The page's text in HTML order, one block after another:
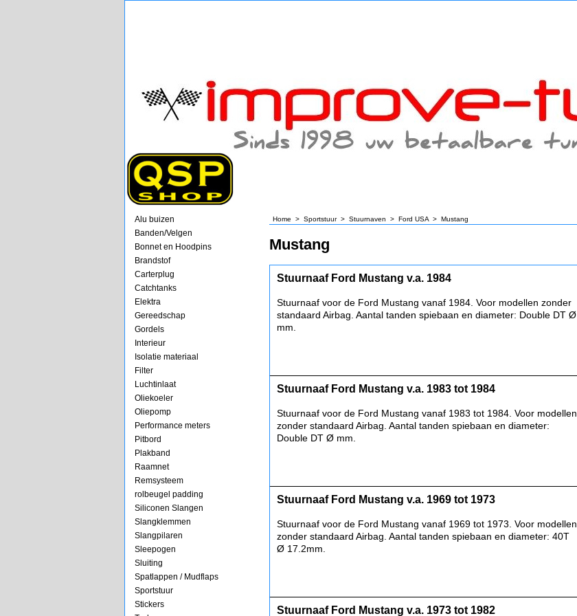
Alu buizen
Banden/Velgen
Bonnet en Hoodpins
Brandstof
Carterplug
Catchtanks
Elektra
Gereedschap
Gordels
Interieur
Isolatie materiaal
Filter
Luchtinlaat
Oliekoeler
Oliepomp
Performance meters
Pitbord
Plakband
Raamnet
Remsysteem
rolbeugel padding
Siliconen Slangen
Slangklemmen
Slangpilaren
Sleepogen
Sluiting
Spatlappen / Mudflaps
Sportstuur
Stickers
Home > Sportstuur> Stuurnaven > Ford USA > Mustang
Mustang
Stuurnaaf Ford Mustang v.a. 1984
Stuurnaaf voor de Ford Mustang vanaf 1984. Voor modellen zonder
standaard Airbag. Aantal tanden spiebaan en diameter: Double DT Ø
mm.
Stuurnaaf Ford Mustang v.a. 1983 tot 1984
Stuurnaaf voor de Ford Mustang vanaf 1983 tot 1984. Voor modellen
zonder standaard Airbag. Aantal tanden spiebaan en diameter:
Double DT Ø mm.
Stuurnaaf Ford Mustang v.a. 1969 tot 1973
Stuurnaaf voor de Ford Mustang vanaf 1969 tot 1973. Voor modellen
zonder standaard Airbag. Aantal tanden spiebaan en diameter: 40T
Ø 17.2mm.
Stuurnaaf Ford Mustang v.a. 1973 tot 1982